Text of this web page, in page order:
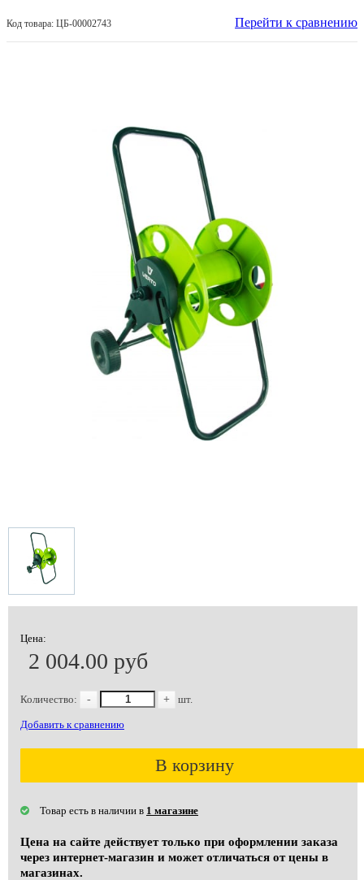
Код товара: ЦБ-00002743 Перейти к сравнению
Цена:
2 004.00 руб
Количество: - + шт.
Добавить к сравнению
В корзину
Товар есть в наличии в 1 магазине
Цена на сайте действует только при оформлении заказа
через интернет-магазин и может отличаться от цены в
магазинах.